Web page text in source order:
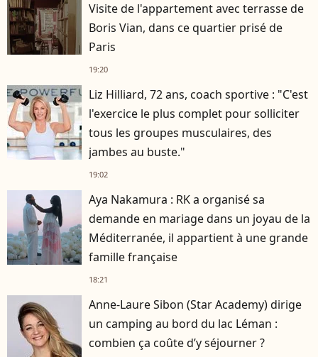
Visite de l'appartement avec terrasse de
Boris Vian, dans ce quartier prisé de
Paris
19:20
Liz Hilliard, 72 ans, coach sportive : "C'est
l'exercice le plus complet pour solliciter
tous les groupes musculaires, des
jambes au buste."
19:02
Aya Nakamura : RK a organisé sa
demande en mariage dans un joyau de la
Méditerranée, il appartient à une grande
famille française
18:21
Anne-Laure Sibon (Star Academy) dirige
un camping au bord du lac Léman :
combien ça coûte d’y séjourner ?